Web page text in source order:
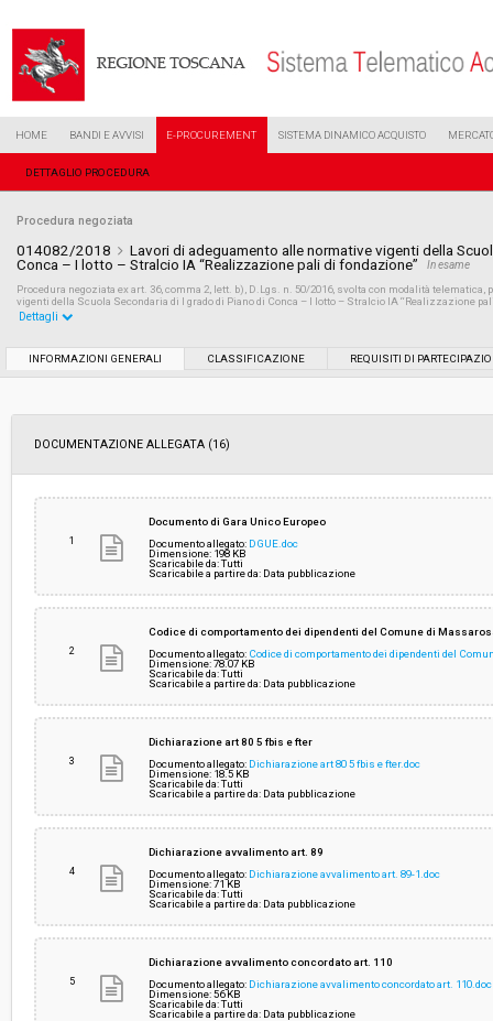
HOME BANDI E AVVISI E-PROCUREMENT SISTEMA DINAMICO ACQUISTO
DETTAGLIO PROCEDURA
Procedura negoziata
014082/2018
Lavori di adeguamento alle normative vigenti della
Conca – I lotto – Stralcio IA “Realizzazione pali di fondazione”
In esame
Procedura negoziata ex art. 36, comma 2, lett. b), D.Lgs. n. 50/2016, svolta con modalità
vigenti della Scuola Secondaria di I grado di Piano di Conca – I lotto – Stralcio IA “Realizzazione
Data pubblicazione:
Svolgimento:
Responsabile attuale:
COMUNE DI MASSAROSA - SERVIZIO GARE,
ACQUISTI
Dettagli
INFORMAZIONI GENERALI CLASSIFICAZIONE REQUISITI DI
DOCUMENTAZIONE ALLEGATA (16)
1
Documento di Gara Unico Europeo
Documento allegato: DGUE.doc
Dimensione: 198 KB
Scaricabile da: Tutti
Scaricabile a partire da: Data pubblicazione
2
Codice di comportamento dei dipendenti del Comune di
Documento allegato: Codice di comportamento dei dipendenti del
Dimensione: 78.07 KB
Scaricabile da: Tutti
Scaricabile a partire da: Data pubblicazione
3
Dichiarazione art 80 5 fbis e fter
Documento allegato: Dichiarazione art 80 5 fbis e fter.doc
Dimensione: 18.5 KB
Scaricabile da: Tutti
Scaricabile a partire da: Data pubblicazione
4
Dichiarazione avvalimento art. 89
Documento allegato: Dichiarazione avvalimento art. 89-1.doc
Dimensione: 71 KB
Scaricabile da: Tutti
Scaricabile a partire da: Data pubblicazione
5
Dichiarazione avvalimento concordato art. 110
Documento allegato: Dichiarazione avvalimento concordato art. 110.doc
Dimensione: 56 KB
Scaricabile da: Tutti
Scaricabile a partire da: Data pubblicazione